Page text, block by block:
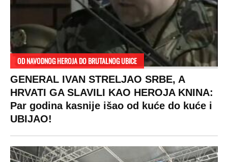
OD NAVODNOG HEROJA DO BRUTALNOG UBICE
GENERAL IVAN STRELJAO SRBE, A
HRVATI GA SLAVILI KAO HEROJA KNINA:
Par godina kasnije išao od kuće do kuće i
UBIJAO!